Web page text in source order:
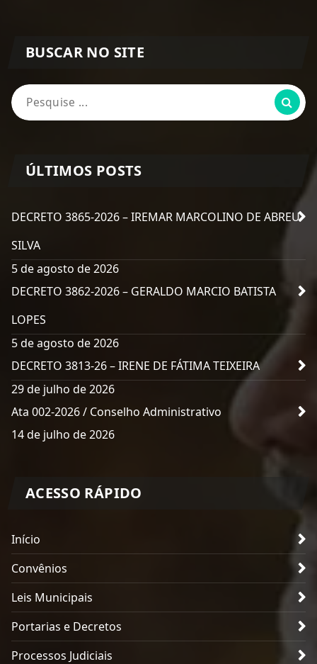
BUSCAR NO SITE
Pesquisa
por:
ÚLTIMOS POSTS
DECRETO 3865-2026 – IREMAR MARCOLINO DE ABREU
SILVA
5 de agosto de 2026
DECRETO 3862-2026 – GERALDO MARCIO BATISTA
LOPES
5 de agosto de 2026
DECRETO 3813-26 – IRENE DE FÁTIMA TEIXEIRA
29 de julho de 2026
Ata 002-2026 / Conselho Administrativo
14 de julho de 2026
ACESSO RÁPIDO
Início
Convênios
Leis Municipais
Portarias e Decretos
Processos Judiciais